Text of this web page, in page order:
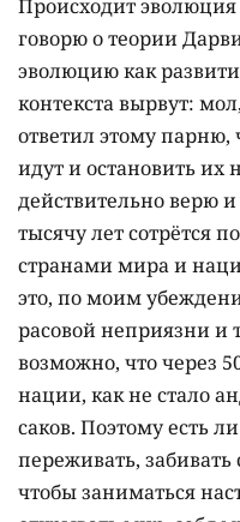
Происходит эволюция
говорю о теории
эволюцию как
контекста вырвут:
ответил этому парню,
идут и остановить их
действительно верю
тысячу лет сотрётся
странами мира и
это, по моим
расовой неприязни и
возможно, что через
нации, как не стало
саков. Поэтому есть
переживать, забивать
чтобы заниматься